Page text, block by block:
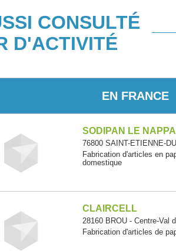
CONSULTÉ
D'ACTIVITÉ
EN FRANCE
SODIPAN LE
76800 SAINT-ETIENNE-
Fabrication d'articles en
domestique
CLAIRCELL
28160 BROU - Centre-Val
Fabrication d'articles de